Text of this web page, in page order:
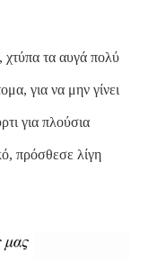
χτύπα τα αυγά πολύ
για να μην γίνει
για πλούσια
πρόσθεσε λίγη